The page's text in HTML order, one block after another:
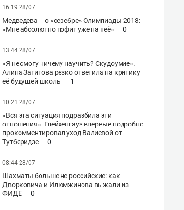
16:19 28/07
Медведева – о «серебре» Олимпиады-2018:
«Мне абсолютно пофиг уже на неё»
0
13:44 28/07
«Я не смогу ничему научить? Скудоумие».
Алина Загитова резко ответила на критику
её будущей школы
1
10:21 28/07
«Вся эта ситуация подразбила эти
отношения». Глейхенгауз впервые подробно
прокомментировал уход Валиевой от
Тутберидзе
0
08:44 28/07
Шахматы больше не российские: как
Дворковича и Илюмжинова выжали из
ФИДЕ
0